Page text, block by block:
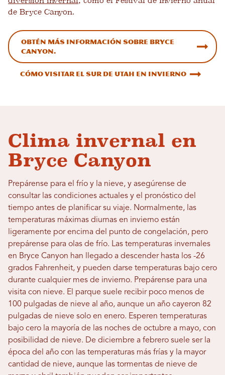
de Bryce Canyon.
Obtén más información sobre Bryce
Canyon.
Cómo visitar el sur de Utah en invierno
Clima invernal en
Bryce Canyon
Prepárense para el frío y la nieve, y asegúrense de
consultar las condiciones actuales y el pronóstico del
tiempo antes de planificar su viaje. Normalmente, las
temperaturas máximas diurnas en invierno están
ligeramente por encima del punto de congelación, pero
prepárense para olas de frío. Las temperaturas invernales
en Bryce Canyon han llegado a descender hasta los -26
grados Fahrenheit, y pueden darse temperaturas bajo cero
durante cualquier mes de invierno. Prepárense para una
visita con nieve. El parque suele recibir poco menos de
100 pulgadas de nieve al año, aunque un año cayeron 82
pulgadas de nieve solo en enero. Esperen temperaturas
bajo cero la mayoría de las noches de octubre a mayo, con
posibilidad de nieve. De diciembre a febrero suele ser la
época del año con las temperaturas más frías y la mayor
cantidad de nieve, aunque las tormentas de nieve de